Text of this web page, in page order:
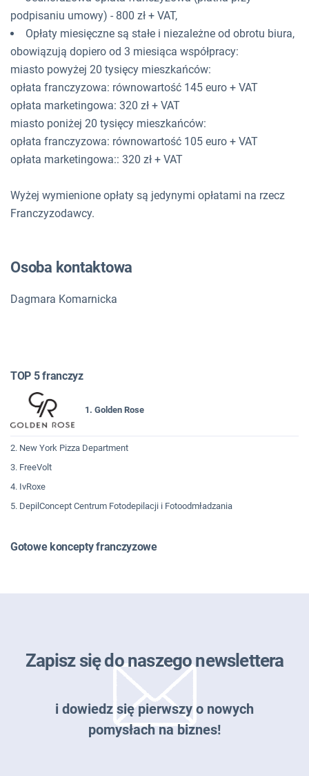
podpisaniu umowy) - 800 zł + VAT,
Opłaty miesięczne są stałe i niezależne od obrotu biura,
obowiązują dopiero od 3 miesiąca współpracy:
miasto powyżej 20 tysięcy mieszkańców:
opłata franczyzowa: równowartość 145 euro + VAT
opłata marketingowa: 320 zł + VAT
miasto poniżej 20 tysięcy mieszkańców:
opłata franczyzowa: równowartość 105 euro + VAT
opłata marketingowa:: 320 zł + VAT
Wyżej wymienione opłaty są jedynymi opłatami na rzecz
Franczyzodawcy.
Osoba kontaktowa
Dagmara Komarnicka
TOP 5 franczyz
1. Golden Rose
2. New York Pizza Department
3. FreeVolt
4. IvRoxe
5. DepilConcept Centrum Fotodepilacji i Fotoodmładzania
Gotowe koncepty franczyzowe
Zapisz się do naszego newslettera
i dowiedz się pierwszy o nowych
pomysłach na biznes!